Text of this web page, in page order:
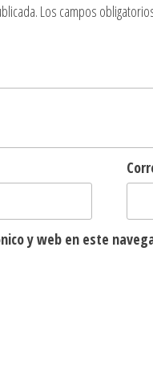
Los campos
y web en este